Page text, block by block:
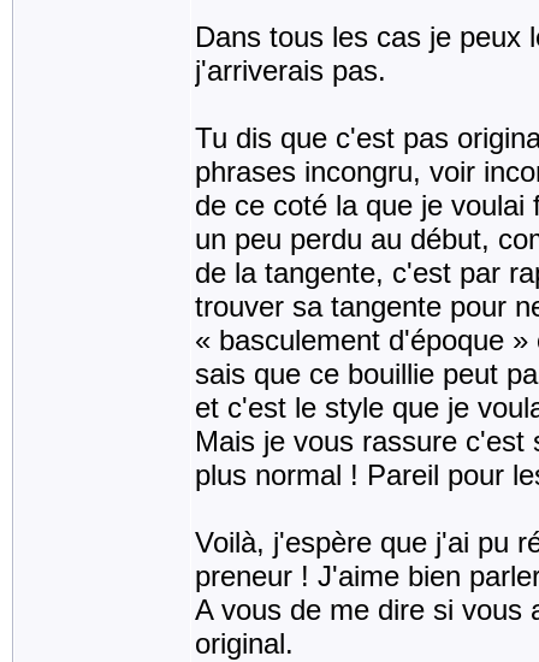
Dans tous les cas je peux
j'arriverais pas.
Tu dis que c'est pas
phrases incongru, voir
de ce coté la que je
un peu perdu au début,
de la tangente, c'est par
trouver sa tangente pour
« basculement d'époque
sais que ce bouillie peut
et c'est le style que je
Mais je vous rassure
plus normal ! Pareil pour
Voilà, j'espère que j'ai pu
preneur ! J'aime bien
A vous de me dire si vous
original.